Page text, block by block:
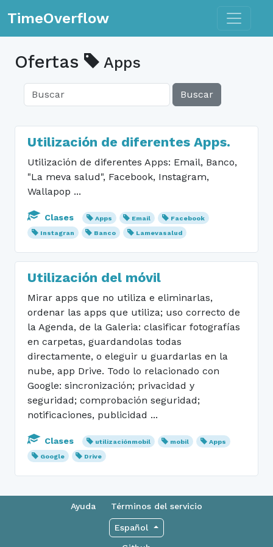
TimeOverflow Toggle
Ofertas Apps
Buscar
Utilización de diferentes Apps.
Utilización de diferentes Apps: Email, Banco,
"La meva salud", Facebook, Instagram,
Wallapop ...
Clases Apps Email
Facebook
Instagran
Banco Lamevasalud
Utilización del móvil
Mirar apps que no utiliza e eliminarlas,
ordenar las apps que utiliza; uso correcto de
la Agenda, de la Galeria: clasificar fotografías
en carpetas, guardandolas todas
directamente, o eleguir u guardarlas en la
nube, app Drive. Todo lo relacionado con
Google: sincronización; privacidad y
seguridad; comprobación seguridad;
notificaciones, publicidad ...
Clases utilizaciónmobil mobil
Apps
Google
Drive
Ayuda Términos del servicio
Español